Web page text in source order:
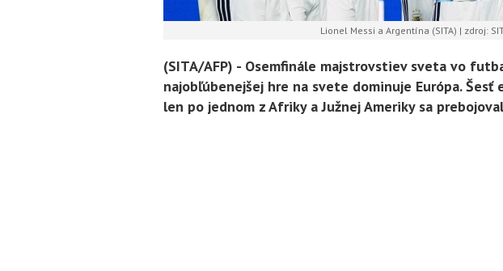
Lionel Messi a Argentína (SITA) | zdroj:
(SITA/AFP) - Osemfinále majstrovstiev sveta vo
najobľúbenejšej hre na svete dominuje Európa. Šesť
len po jednom z Afriky a Južnej Ameriky sa